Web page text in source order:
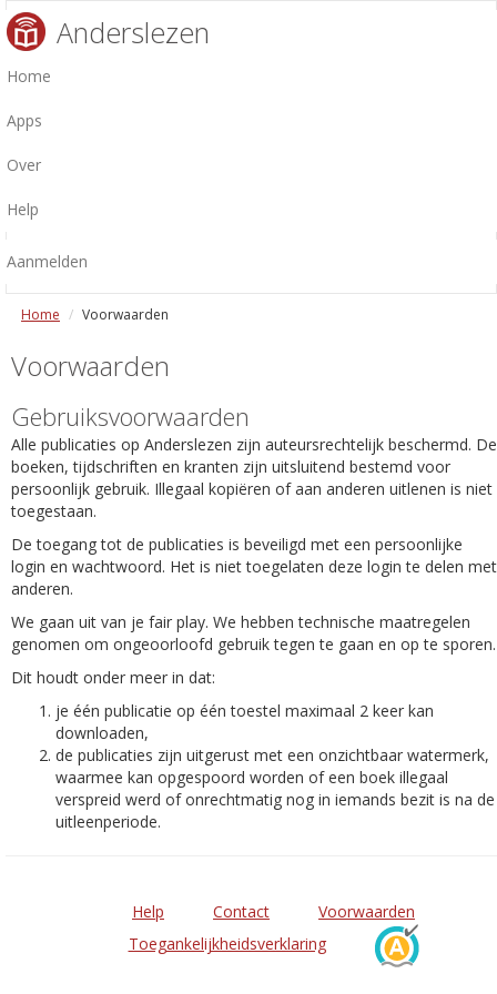
Anderslezen
Home
Apps
Over
Help
Aanmelden
Home Voorwaarden
Voorwaarden
Gebruiksvoorwaarden
Alle publicaties op Anderslezen zijn auteursrechtelijk beschermd. De
boeken, tijdschriften en kranten zijn uitsluitend bestemd voor
persoonlijk gebruik. Illegaal kopiëren of aan anderen uitlenen is niet
toegestaan.
De toegang tot de publicaties is beveiligd met een persoonlijke
login en wachtwoord. Het is niet toegelaten deze login te delen met
anderen.
We gaan uit van je fair play. We hebben technische maatregelen
genomen om ongeoorloofd gebruik tegen te gaan en op te sporen.
Dit houdt onder meer in dat:
je één publicatie op één toestel maximaal 2 keer kan
downloaden,
de publicaties zijn uitgerust met een onzichtbaar watermerk,
waarmee kan opgespoord worden of een boek illegaal
verspreid werd of onrechtmatig nog in iemands bezit is na de
uitleenperiode.
Help Contact
Voorwaarden
Toegankelijkheidsverklaring